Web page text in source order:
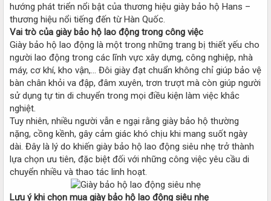
hướng phát triển nổi bật của thương hiệu giày bảo hộ Hans –
thương hiệu nổi tiếng đến từ Hàn Quốc.
Vai trò của giày bảo hộ lao động trong công việc
Giày bảo hộ lao động là một trong những trang bị thiết yếu cho
người lao động trong các lĩnh vực xây dựng, công nghiệp, nhà
máy, cơ khí, kho vận,... Đôi giày đạt chuẩn không chỉ giúp bảo vệ
bàn chân khỏi va đập, đâm xuyên, trơn trượt mà còn giúp người
sử dụng tự tin di chuyển trong mọi điều kiện làm việc khắc
nghiệt.
Tuy nhiên, nhiều người vẫn e ngại rằng giày bảo hộ thường
nặng, cồng kềnh, gây cảm giác khó chịu khi mang suốt ngày
dài. Đây là lý do khiến giày bảo hộ lao động siêu nhẹ trở thành
lựa chọn ưu tiên, đặc biệt đối với những công việc yêu cầu di
chuyển nhiều và thao tác linh hoạt.
Lưu ý khi chọn mua giày bảo hộ lao động siêu nhẹ